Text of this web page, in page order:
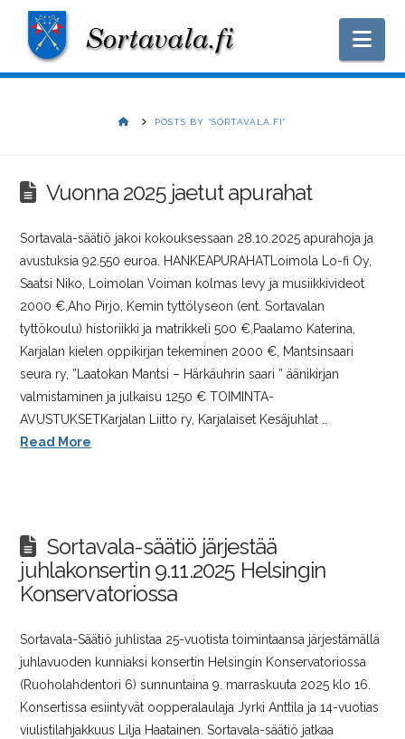
HOMEPOSTS BY “SORTAVALA.FI”
Vuonna 2025 jaetut apurahat
Sortavala-säätiö jakoi kokouksessaan 28.10.2025 apurahoja ja
avustuksia 92.550 euroa. HANKEAPURAHATLoimola Lo-fi Oy,
Saatsi Niko, Loimolan Voiman kolmas levy ja musiikkivideot
2000 €,Aho Pirjo, Kemin tyttölyseon (ent. Sortavalan
tyttökoulu) historiikki ja matrikkeli 500 €,Paalamo Katerina,
Karjalan kielen oppikirjan tekeminen 2000 €, Mantsinsaari
seura ry, ”Laatokan Mantsi – Härkäuhrin saari ” äänikirjan
valmistaminen ja julkaisu 1250 € TOIMINTA-
AVUSTUKSETKarjalan Liitto ry, Karjalaiset Kesäjuhlat …
Read More
Sortavala-säätiö järjestää
juhlakonsertin 9.11.2025 Helsingin
Konservatoriossa
Sortavala-Säätiö juhlistaa 25-vuotista toimintaansa järjestämällä
juhlavuoden kunniaksi konsertin Helsingin Konservatoriossa
(Ruoholahdentori 6) sunnuntaina 9. marraskuuta 2025 klo 16.
Konsertissa esiintyvät oopperalaulaja Jyrki Anttila ja 14-vuotias
viulistilahjakkuus Lilja Haatainen. Sortavala-säätiö jatkaa